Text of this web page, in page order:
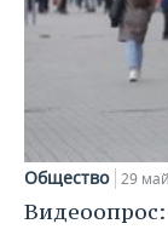
Общество 29